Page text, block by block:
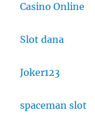
Casino Online
Slot dana
Joker123
spaceman slot